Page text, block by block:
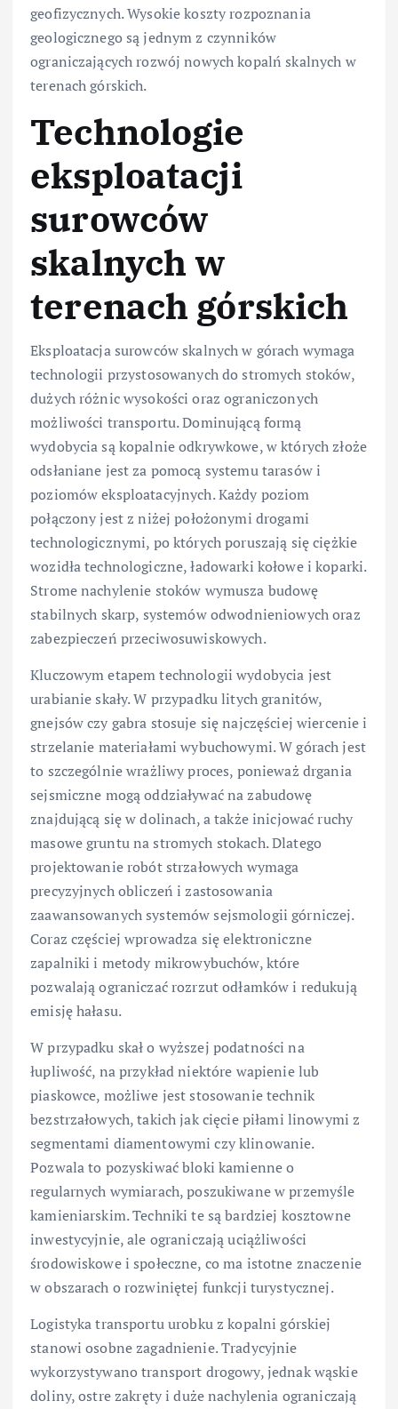
geofizycznych. Wysokie koszty rozpoznania
geologicznego są jednym z czynników
ograniczających rozwój nowych kopalń skalnych w
terenach górskich.
Technologie
eksploatacji
surowców
skalnych w
terenach górskich
Eksploatacja surowców skalnych w górach wymaga
technologii przystosowanych do stromych stoków,
dużych różnic wysokości oraz ograniczonych
możliwości transportu. Dominującą formą
wydobycia są kopalnie odkrywkowe, w których złoże
odsłaniane jest za pomocą systemu tarasów i
poziomów eksploatacyjnych. Każdy poziom
połączony jest z niżej położonymi drogami
technologicznymi, po których poruszają się ciężkie
wozidła technologiczne, ładowarki kołowe i koparki.
Strome nachylenie stoków wymusza budowę
stabilnych skarp, systemów odwodnieniowych oraz
zabezpieczeń przeciwosuwiskowych.
Kluczowym etapem technologii wydobycia jest
urabianie skały. W przypadku litych granitów,
gnejsów czy gabra stosuje się najczęściej wiercenie i
strzelanie materiałami wybuchowymi. W górach jest
to szczególnie wrażliwy proces, ponieważ drgania
sejsmiczne mogą oddziaływać na zabudowę
znajdującą się w dolinach, a także inicjować ruchy
masowe gruntu na stromych stokach. Dlatego
projektowanie robót strzałowych wymaga
precyzyjnych obliczeń i zastosowania
zaawansowanych systemów sejsmologii górniczej.
Coraz częściej wprowadza się elektroniczne
zapalniki i metody mikrowybuchów, które
pozwalają ograniczać rozrzut odłamków i redukują
emisję hałasu.
W przypadku skał o wyższej podatności na
łupliwość, na przykład niektóre wapienie lub
piaskowce, możliwe jest stosowanie technik
bezstrzałowych, takich jak cięcie piłami linowymi z
segmentami diamentowymi czy klinowanie.
Pozwala to pozyskiwać bloki kamienne o
regularnych wymiarach, poszukiwane w przemyśle
kamieniarskim. Techniki te są bardziej kosztowne
inwestycyjnie, ale ograniczają uciążliwości
środowiskowe i społeczne, co ma istotne znaczenie
w obszarach o rozwiniętej funkcji turystycznej.
Logistyka transportu urobku z kopalni górskiej
stanowi osobne zagadnienie. Tradycyjnie
wykorzystywano transport drogowy, jednak wąskie
doliny, ostre zakręty i duże nachylenia ograniczają